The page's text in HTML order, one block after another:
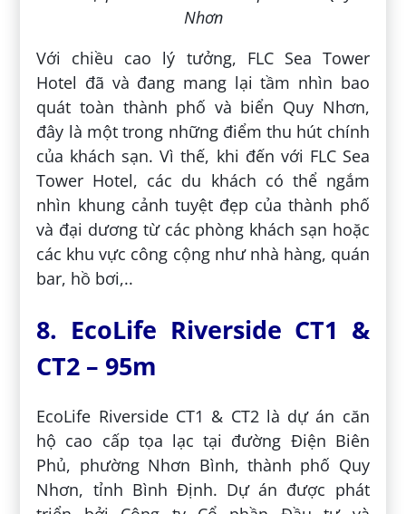
Nhơn
Với chiều cao lý tưởng, FLC Sea Tower
Hotel đã và đang mang lại tầm nhìn bao
quát toàn thành phố và biển Quy Nhơn,
đây là một trong những điểm thu hút chính
của khách sạn. Vì thế, khi đến với FLC Sea
Tower Hotel, các du khách có thể ngắm
nhìn khung cảnh tuyệt đẹp của thành phố
và đại dương từ các phòng khách sạn hoặc
các khu vực công cộng như nhà hàng, quán
bar, hồ bơi,..
8. EcoLife Riverside CT1 &
CT2 – 95m
EcoLife Riverside CT1 & CT2 là dự án căn
hộ cao cấp tọa lạc tại đường Điện Biên
Phủ, phường Nhơn Bình, thành phố Quy
Nhơn, tỉnh Bình Định. Dự án được phát